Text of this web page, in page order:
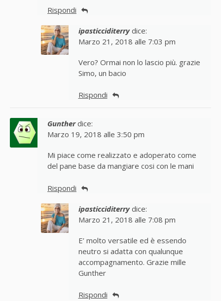
Rispondi
ipasticciditerry dice:
Marzo 21, 2018 alle 7:03 pm
Vero? Ormai non lo lascio più. grazie
Simo, un bacio
Rispondi
Gunther dice:
Marzo 19, 2018 alle 3:50 pm
Mi piace come realizzato e adoperato come
del pane base da mangiare cosi con le mani
Rispondi
ipasticciditerry dice:
Marzo 21, 2018 alle 7:08 pm
E’ molto versatile ed è essendo
neutro si adatta con qualunque
accompagnamento. Grazie mille
Gunther
Rispondi